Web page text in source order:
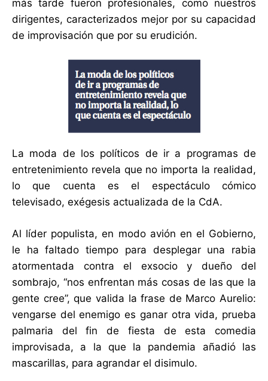
más tarde fueron profesionales, como nuestros
dirigentes, caracterizados mejor por su capacidad
de improvisación que por su erudición.
La moda de los políticos de ir a programas de
entretenimiento revela que no importa la realidad,
lo que cuenta es el espectáculo cómico
televisado, exégesis actualizada de la CdA.
Al líder populista, en modo avión en el Gobierno,
le ha faltado tiempo para desplegar una rabia
atormentada contra el exsocio y dueño del
sombrajo, “nos enfrentan más cosas de las que la
gente cree”, que valida la frase de Marco Aurelio:
vengarse del enemigo es ganar otra vida, prueba
palmaria del fin de fiesta de esta comedia
improvisada, a la que la pandemia añadió las
mascarillas, para agrandar el disimulo.